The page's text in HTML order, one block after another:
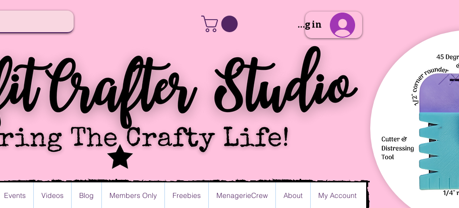
Sign Up/Log in
Events Videos Blog Members Only Freebies MenagerieCrew About My Account